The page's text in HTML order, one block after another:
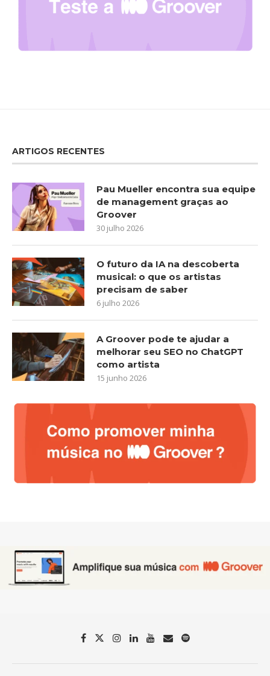
ARTIGOS RECENTES
Pau Mueller encontra sua equipe
de management graças ao
Groover
30 julho 2026
O futuro da IA na descoberta
musical: o que os artistas
precisam de saber
6 julho 2026
A Groover pode te ajudar a
melhorar seu SEO no ChatGPT
como artista
15 junho 2026